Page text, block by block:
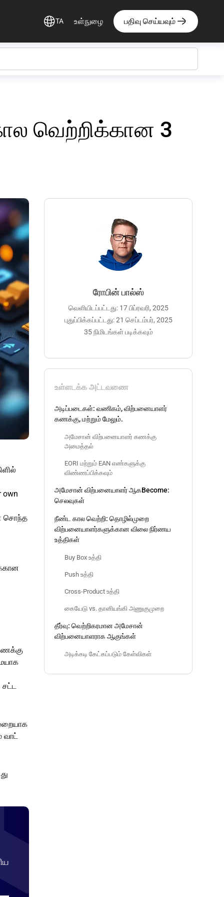
TA உள்நுழை பதிவு செய்யவும்
வெற்றிக்கான 3
ரோபின் பால்ஸ்
வெளியிடப்பட்டது: 17 பிப்ரவரி, 2025
புதுப்பிக்கப்பட்டது: 21 செப்டம்பர், 2025
35 நிமிடங்கள் படிக்கவும்
உள்ளடக்க அட்டவணை
அடிப்படைகள்: வணிகம், விற்பனையாளர்
கணக்கு, மற்றும் மேலும்.
அமேசான் விற்பனையாளர் கணக்கு
அமைத்தல்
EORI மற்றும் EAN எண்களுக்கு
விண்ணப்பிக்கவும்
அமேசான் விற்பனையாளர் ஆகBecome:
செலவுகள்
நீண்ட கால வெற்றி: தொழில்முறை
விற்பனையாளர்களுக்கான விலை நிர்ணய
உத்திகள்
Buy Box உத்தி
Push உத்தி
Cross-Product உத்தி
கையேடு vs. தானியங்கி அணுகுமுறை
தீர்வு: வெற்றிகரமான அமேசான்
விற்பனையாளராக ஆகுங்கள்
அடிக்கடி கேட்கப்படும் கேள்விகள்
own
சொந்த
சட்ட
வாட்